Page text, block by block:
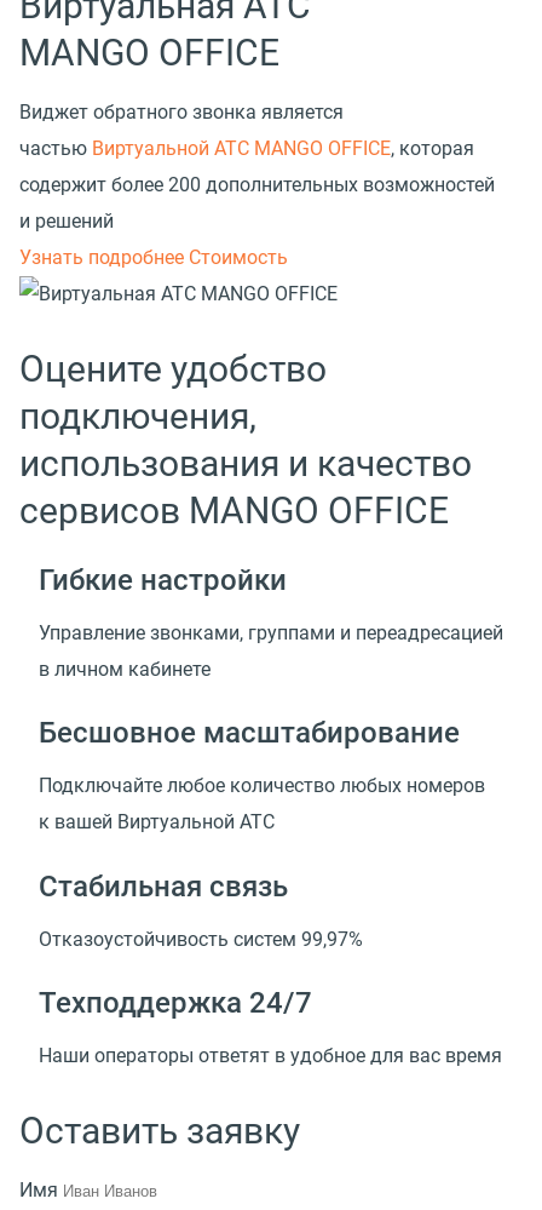
MANGO OFFICE
Виджет обратного звонка является
частью Виртуальной АТС MANGO OFFICE, которая
содержит более 200 дополнительных возможностей
и решений
Узнать подробнее Стоимость
Оцените удобство
подключения,
использования и качество
сервисов MANGO OFFICE
Гибкие настройки
Управление звонками, группами и переадресацией
в личном кабинете
Бесшовное масштабирование
Подключайте любое количество любых номеров
к вашей Виртуальной АТС
Стабильная связь
Отказоустойчивость систем 99,97%
Техподдержка 24/7
Наши операторы ответят в удобное для вас время
Оставить заявку
Имя